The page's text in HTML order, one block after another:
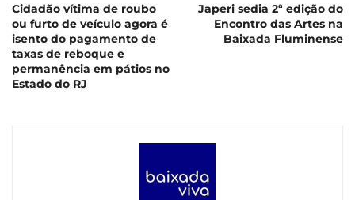
Cidadão vítima de roubo
ou furto de veículo agora é
isento do pagamento de
taxas de reboque e
permanência em pátios no
Estado do RJ
Japeri sedia 2ª edição do
Encontro das Artes na
Baixada Fluminense